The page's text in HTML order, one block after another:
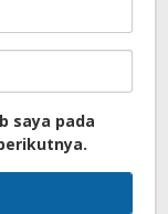
saya pada